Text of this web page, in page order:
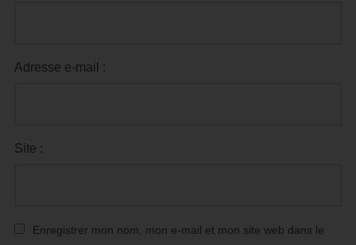
Adresse e-mail :
Site :
Enregistrer mon nom, mon e-mail et mon site web dans le